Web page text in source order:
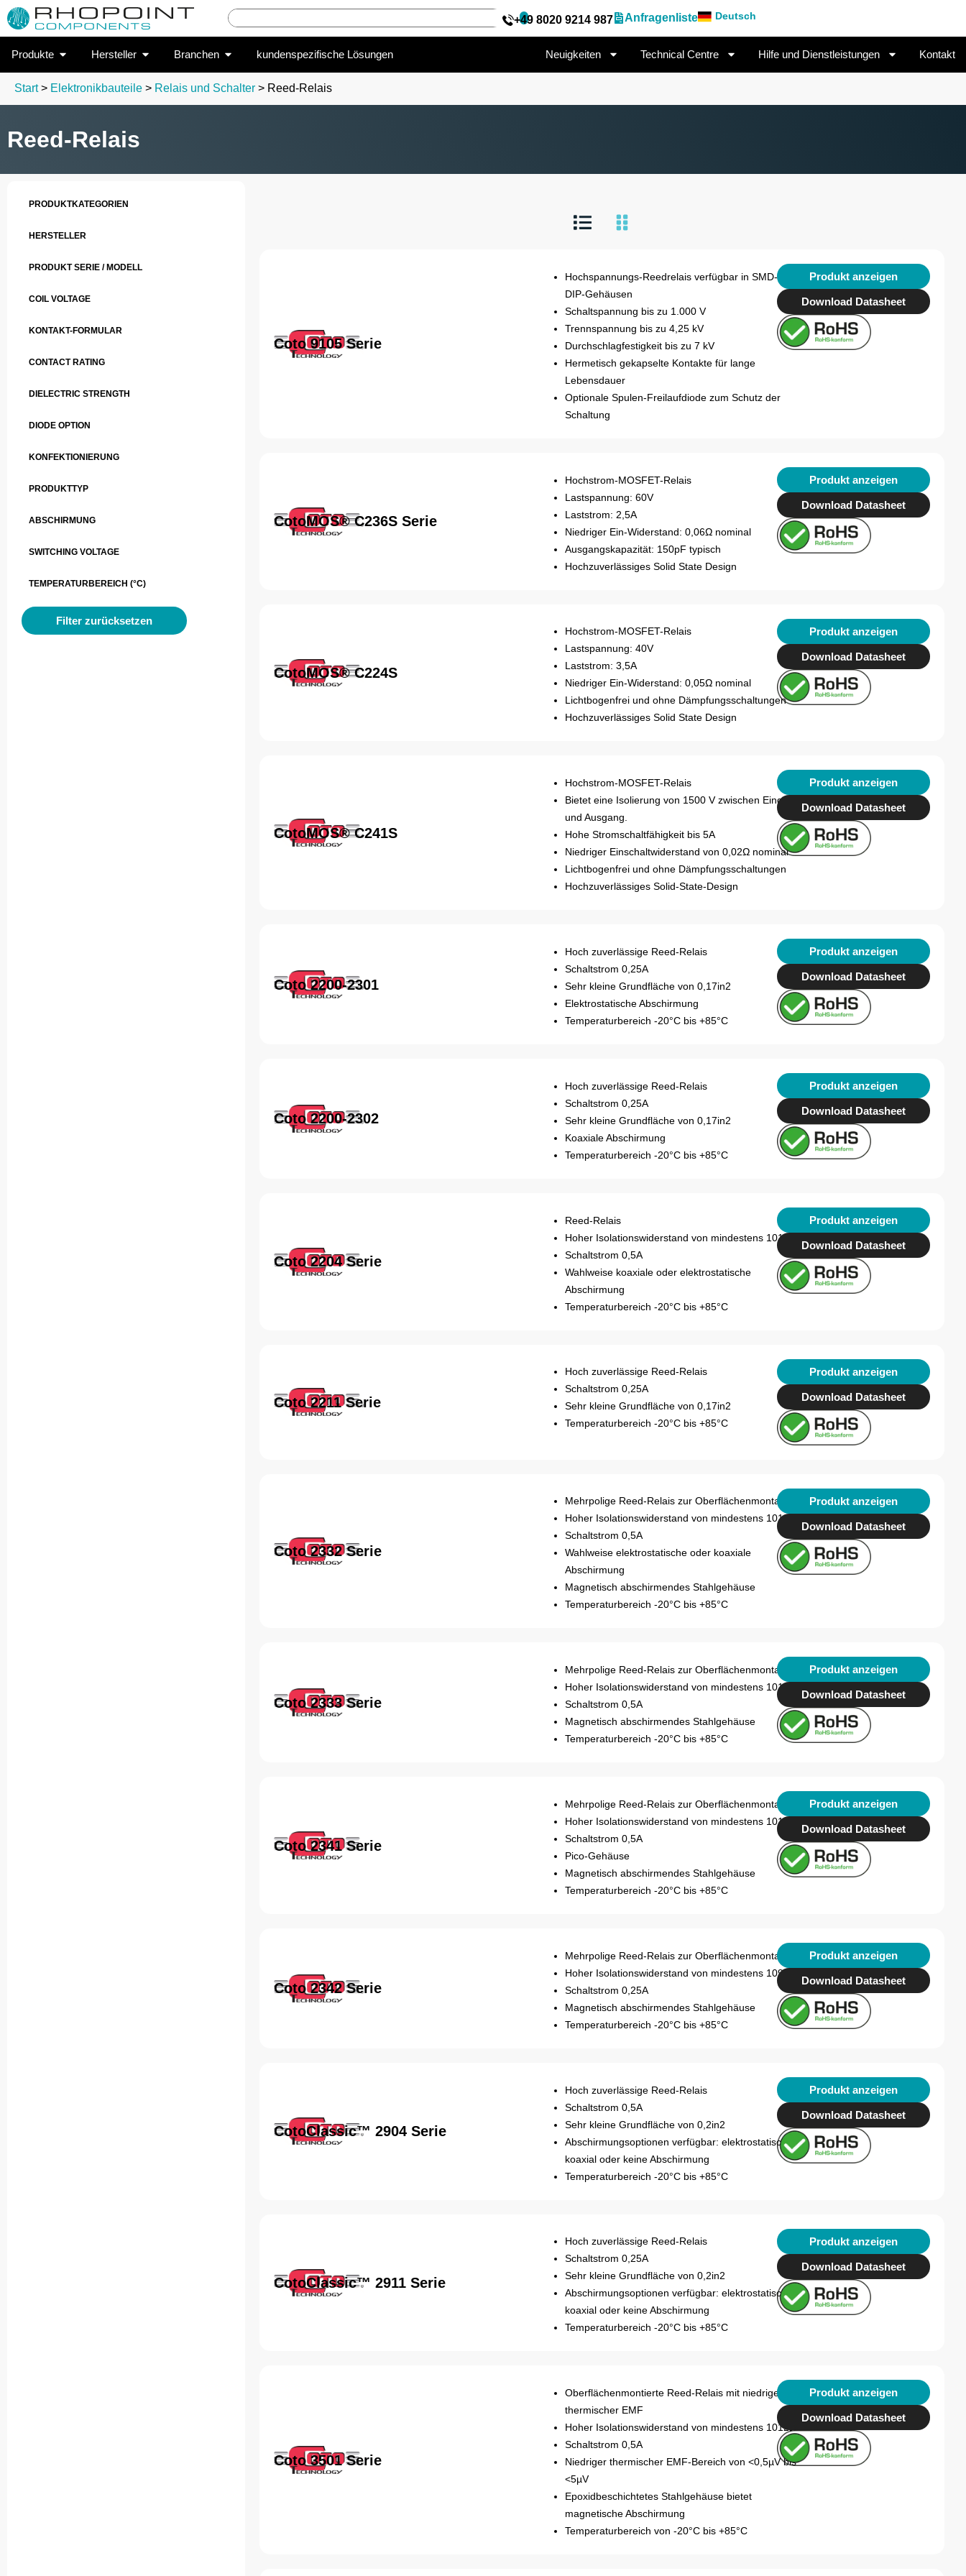
+49 8020 9214 987 Anfragenliste Deutsch
Produkte Hersteller Branchen kundenspezifische Lösungen Neuigkeiten Technical Centre Hilfe und Dienstleistungen Kontakt
Start> Elektronikbauteile > Relais und Schalter > Reed-Relais
Reed-Relais
PRODUKTKATEGORIEN
HERSTELLER
PRODUKT SERIE / MODELL
COIL VOLTAGE
KONTAKT-FORMULAR
CONTACT RATING
DIELECTRIC STRENGTH
DIODE OPTION
KONFEKTIONIERUNG
PRODUKTTYP
ABSCHIRMUNG
SWITCHING VOLTAGE
TEMPERATURBEREICH (°C)
Filter zurücksetzen
Coto 9105 Serie
Hochspannungs-Reedrelais verfügbar in SMD- und
DIP-Gehäusen
Schaltspannung bis zu 1.000 V
Trennspannung bis zu 4,25 kV
Durchschlagfestigkeit bis zu 7 kV
Hermetisch gekapselte Kontakte für lange
Lebensdauer
Optionale Spulen-Freilaufdiode zum Schutz der
Schaltung
Produkt anzeigen
Download Datasheet
CotoMOS® C236S Serie
Hochstrom-MOSFET-Relais
Lastspannung: 60V
Laststrom: 2,5A
Niedriger Ein-Widerstand: 0,06Ω nominal
Ausgangskapazität: 150pF typisch
Hochzuverlässiges Solid State Design
Produkt anzeigen
Download Datasheet
CotoMOS® C224S
Hochstrom-MOSFET-Relais
Lastspannung: 40V
Laststrom: 3,5A
Niedriger Ein-Widerstand: 0,05Ω nominal
Lichtbogenfrei und ohne Dämpfungsschaltungen
Hochzuverlässiges Solid State Design
Produkt anzeigen
Download Datasheet
CotoMOS® C241S
Hochstrom-MOSFET-Relais
Bietet eine Isolierung von 1500 V zwischen Eingang
und Ausgang.
Hohe Stromschaltfähigkeit bis 5A
Niedriger Einschaltwiderstand von 0,02Ω nominal
Lichtbogenfrei und ohne Dämpfungsschaltungen
Hochzuverlässiges Solid-State-Design
Produkt anzeigen
Download Datasheet
Coto 2200-2301
Hoch zuverlässige Reed-Relais
Schaltstrom 0,25A
Sehr kleine Grundfläche von 0,17in2
Elektrostatische Abschirmung
Temperaturbereich -20°C bis +85°C
Produkt anzeigen
Download Datasheet
Coto 2200-2302
Hoch zuverlässige Reed-Relais
Schaltstrom 0,25A
Sehr kleine Grundfläche von 0,17in2
Koaxiale Abschirmung
Temperaturbereich -20°C bis +85°C
Produkt anzeigen
Download Datasheet
Coto 2204 Serie
Reed-Relais
Hoher Isolationswiderstand von mindestens 1012Ω
Schaltstrom 0,5A
Wahlweise koaxiale oder elektrostatische
Abschirmung
Temperaturbereich -20°C bis +85°C
Produkt anzeigen
Download Datasheet
Coto 2211 Serie
Hoch zuverlässige Reed-Relais
Schaltstrom 0,25A
Sehr kleine Grundfläche von 0,17in2
Temperaturbereich -20°C bis +85°C
Produkt anzeigen
Download Datasheet
Coto 2332 Serie
Mehrpolige Reed-Relais zur Oberflächenmontage
Hoher Isolationswiderstand von mindestens 1012Ω
Schaltstrom 0,5A
Wahlweise elektrostatische oder koaxiale
Abschirmung
Magnetisch abschirmendes Stahlgehäuse
Temperaturbereich -20°C bis +85°C
Produkt anzeigen
Download Datasheet
Coto 2333 Serie
Mehrpolige Reed-Relais zur Oberflächenmontage
Hoher Isolationswiderstand von mindestens 1012Ω
Schaltstrom 0,5A
Magnetisch abschirmendes Stahlgehäuse
Temperaturbereich -20°C bis +85°C
Produkt anzeigen
Download Datasheet
Coto 2341 Serie
Mehrpolige Reed-Relais zur Oberflächenmontage
Hoher Isolationswiderstand von mindestens 1012Ω
Schaltstrom 0,5A
Pico-Gehäuse
Magnetisch abschirmendes Stahlgehäuse
Temperaturbereich -20°C bis +85°C
Produkt anzeigen
Download Datasheet
Coto 2342 Serie
Mehrpolige Reed-Relais zur Oberflächenmontage
Hoher Isolationswiderstand von mindestens 109Ω
Schaltstrom 0,25A
Magnetisch abschirmendes Stahlgehäuse
Temperaturbereich -20°C bis +85°C
Produkt anzeigen
Download Datasheet
CotoClassic™ 2904 Serie
Hoch zuverlässige Reed-Relais
Schaltstrom 0,5A
Sehr kleine Grundfläche von 0,2in2
Abschirmungsoptionen verfügbar: elektrostatisch,
koaxial oder keine Abschirmung
Temperaturbereich -20°C bis +85°C
Produkt anzeigen
Download Datasheet
CotoClassic™ 2911 Serie
Hoch zuverlässige Reed-Relais
Schaltstrom 0,25A
Sehr kleine Grundfläche von 0,2in2
Abschirmungsoptionen verfügbar: elektrostatisch,
koaxial oder keine Abschirmung
Temperaturbereich -20°C bis +85°C
Produkt anzeigen
Download Datasheet
Coto 3501 Serie
Oberflächenmontierte Reed-Relais mit niedriger
thermischer EMF
Hoher Isolationswiderstand von mindestens 1012Ω
Schaltstrom 0,5A
Niedriger thermischer EMF-Bereich von <0,5µV bis
<5µV
Epoxidbeschichtetes Stahlgehäuse bietet
magnetische Abschirmung
Temperaturbereich von -20°C bis +85°C
Produkt anzeigen
Download Datasheet